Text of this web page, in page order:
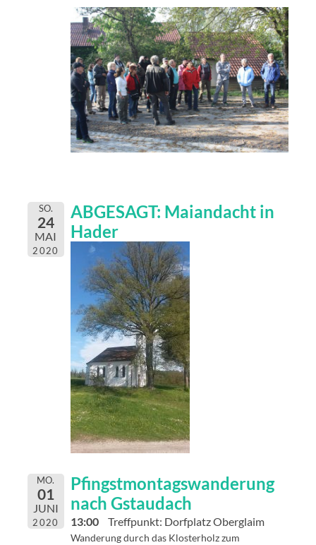
SO.
24
MAI
2020
ABGESAGT: Maiandacht in
Hader
MO.
01
JUNI
2020
Pfingstmontagswanderung
nach Gstaudach
13:00 Treffpunkt: Dorfplatz Oberglaim
Wanderung durch das Klosterholz zum